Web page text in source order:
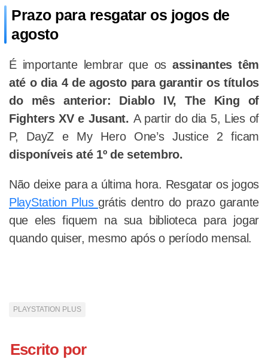
Prazo para resgatar os jogos de
agosto
É importante lembrar que osassinantes têm
até o dia 4 de agosto para garantir os títulos
do mês anterior: Diablo IV, The King of
Fighters XV e Jusant. A partir do dia 5, Lies of
P, DayZ e My Hero One’s Justice 2 ficam
disponíveis até 1º de setembro.
Não deixe para a última hora. Resgatar os jogos
PlayStation Plus grátis dentro do prazo garante
que eles fiquem na sua biblioteca para jogar
quando quiser, mesmo após o período mensal.
PLAYSTATION PLUS
Escrito por